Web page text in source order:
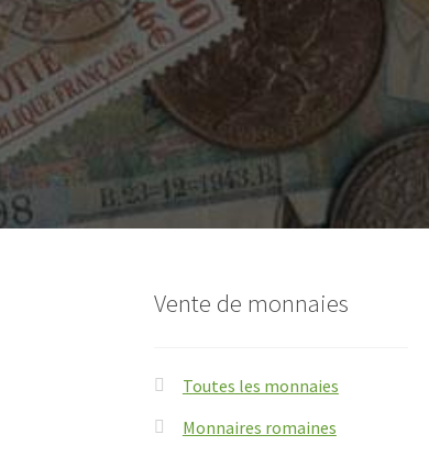
Vente de monnaies
Toutes les monnaies
Monnaires romaines